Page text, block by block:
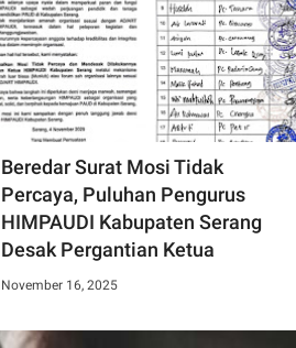
Beredar Surat Mosi Tidak
Percaya, Puluhan Pengurus
HIMPAUDI Kabupaten Serang
Desak Pergantian Ketua
November 16, 2025